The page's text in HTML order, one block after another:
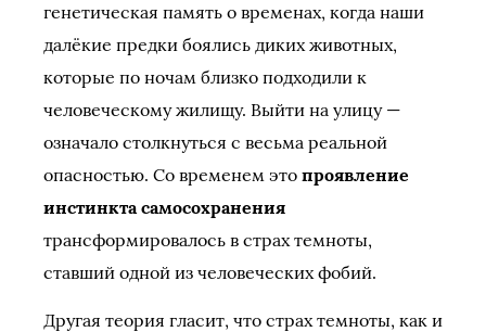
генетическая память о временах, когда наши
далёкие предки боялись диких животных,
которые по ночам близко подходили к
человеческому жилищу. Выйти на улицу —
означало столкнуться с весьма реальной
опасностью. Со временем это проявление
инстинкта самосохранения
трансформировалось в страх темноты,
ставший одной из человеческих фобий.
Другая теория гласит, что страх темноты, как и